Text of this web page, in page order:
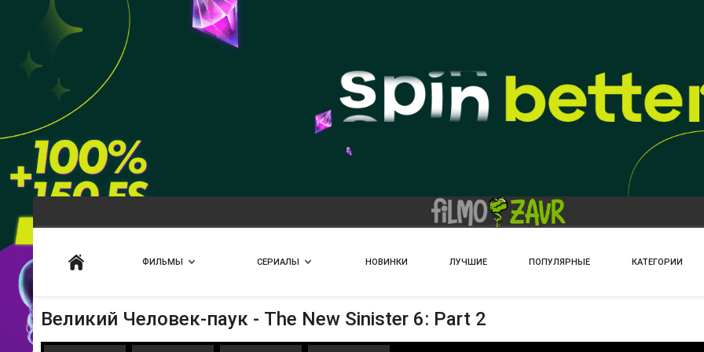
ФИЛЬМЫ СЕРИАЛЫ НОВИНКИ ЛУЧШИЕ ПОПУЛЯРНЫЕ КАТЕГОРИИ
Великий Человек-паук - The New Sinister 6: Part 2